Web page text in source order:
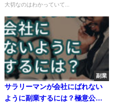
大切なのはわかっていて...
副業
サラリーマンが会社にばれない
ように副業するには？極意公